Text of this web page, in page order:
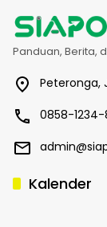
Panduan, Berita,
Peteronga,
0858-
Kalender